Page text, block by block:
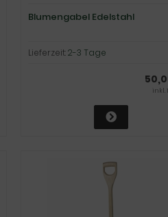
Blumengabel Edelstahl
Lieferzeit:2-3 Tage
inkl.